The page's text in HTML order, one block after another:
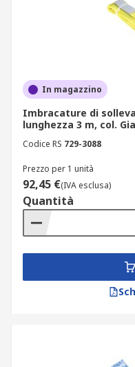
In magazzino
Imbracature di
lunghezza 3 m, col.
Codice RS 729-3088
Prezzo per 1 unità
92,45 €(IVA esclusa)
Quantità